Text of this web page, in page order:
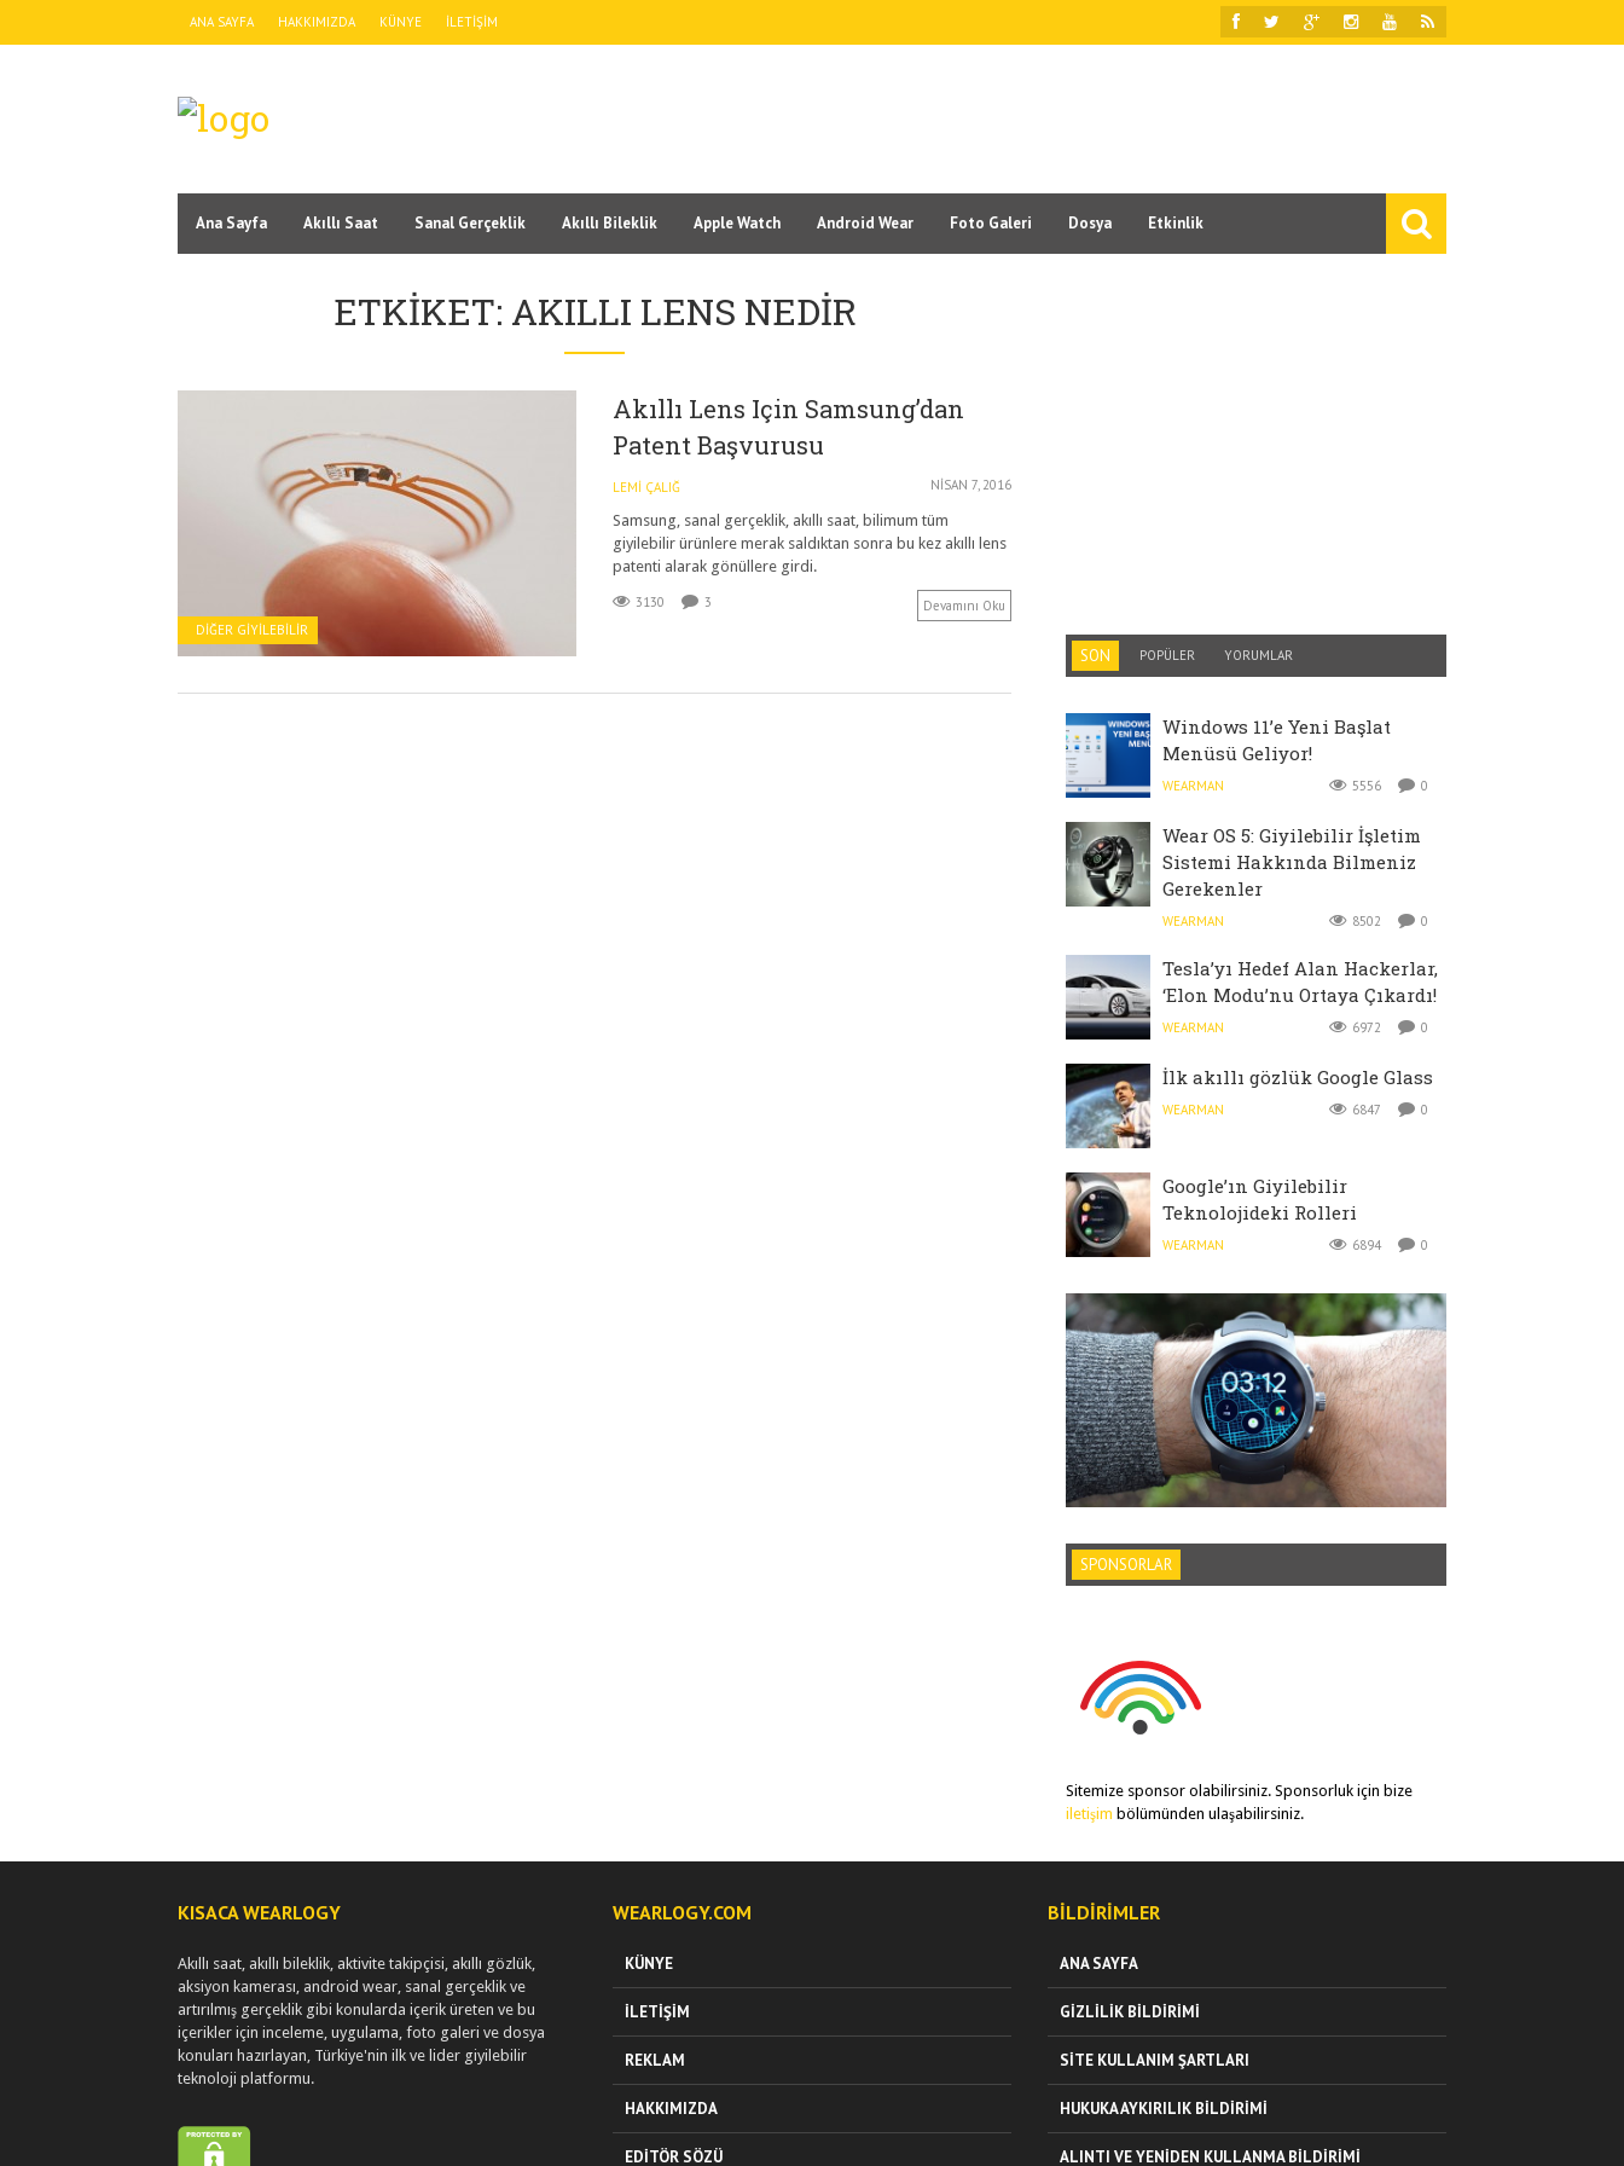
ANA SAYFA HAKKIMIZDA KÜNYE İLETIŞIM
Ana Sayfa Akıllı Saat Sanal Gerçeklik Akıllı Bileklik Apple Watch Android Wear Foto Galeri Dosya Etkinlik
ETKIKET: AKILLI LENS NEDIR
DIĞER GIYILEBILIR
Akıllı Lens Için Samsung’dan
Patent Başvurusu
LEMI ÇALIĞ NISAN 7, 2016
Samsung, sanal gerçeklik, akıllı saat, bilimum tüm
giyilebilir ürünlere merak saldıktan sonra bu kez akıllı lens
patenti alarak gönüllere girdi.
3130 3 Devamını Oku
SON POPÜLER YORUMLAR
Windows 11’e Yeni Başlat
Menüsü Geliyor!
WEARMAN 5556 0
Wear OS 5: Giyilebilir İşletim
Sistemi Hakkında Bilmeniz
Gerekenler
WEARMAN 8502 0
Tesla’yı Hedef Alan Hackerlar,
‘Elon Modu’nu Ortaya Çıkardı!
WEARMAN 6972 0
İlk akıllı gözlük Google Glass
WEARMAN 6847 0
Google’ın Giyilebilir
Teknolojideki Rolleri
WEARMAN 6894 0
SPONSORLAR
Sitemize sponsor olabilirsiniz. Sponsorluk için bize
iletişim bölümünden ulaşabilirsiniz.
KISACA WEARLOGY
Akıllı saat, akıllı bileklik, aktivite takipçisi, akıllı gözlük,
aksiyon kamerası, android wear, sanal gerçeklik ve
artırılmış gerçeklik gibi konularda içerik üreten ve bu
içerikler için inceleme, uygulama, foto galeri ve dosya
konuları hazırlayan, Türkiye'nin ilk ve lider giyilebilir
teknoloji platformu.
WEARLOGY.COM
KÜNYE
İLETIŞIM
REKLAM
HAKKIMIZDA
EDITÖR SÖZÜ
BILDIRIMLER
ANA SAYFA
GIZLILIK BILDIRIMI
SITE KULLANIM ŞARTLARI
HUKUKA AYKIRILIK BILDIRIMI
ALINTI VE YENIDEN KULLANMA BILDIRIMI